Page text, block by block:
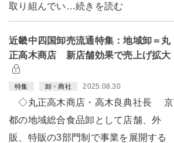
取り組んでい…続きを読む
近畿中四国卸売流通特集：地域卸＝丸
正高木商店 新店舗効果で売上げ拡大
特集 卸・商社 2025.08.30
◇丸正高木商店・高木良典社長 京
都の地域総合食品卸として店舗、外
販、特販の3部門制で事業を展開する